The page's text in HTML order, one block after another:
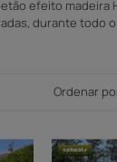
efeito madeira
durante todo
piscina com
Ordenar